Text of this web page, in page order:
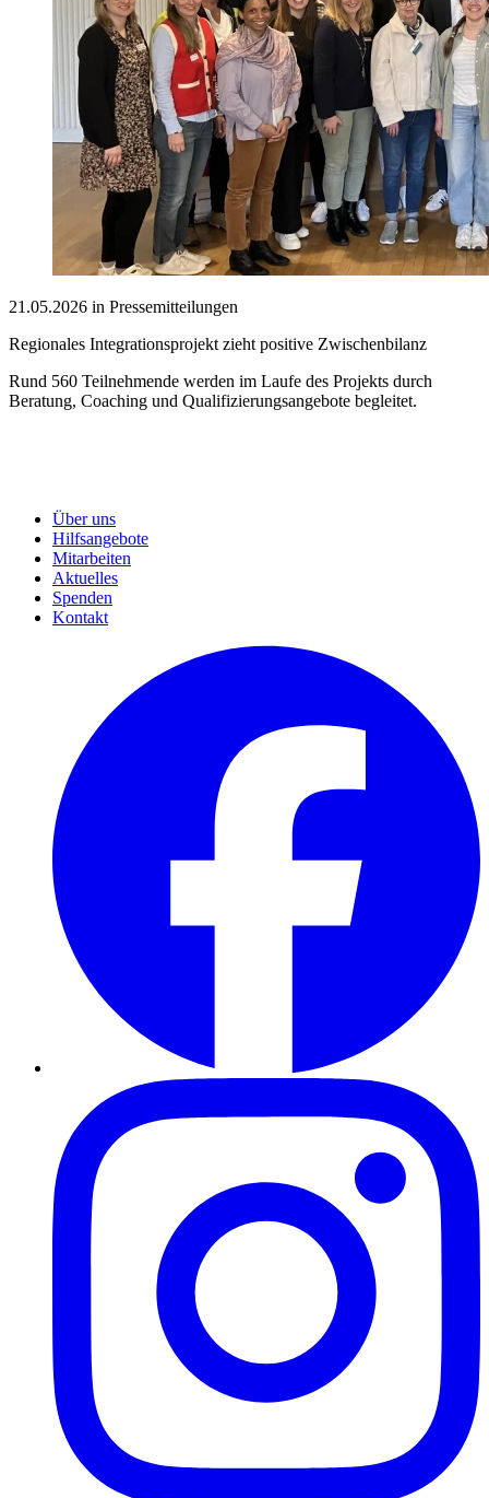
21.05.2026 in Pressemitteilungen
Regionales Integrationsprojekt zieht positive Zwischenbilanz
Rund 560 Teilnehmende werden im Laufe des Projekts durch
Beratung, Coaching und Qualifizierungsangebote begleitet.
Über uns
Hilfsangebote
Mitarbeiten
Aktuelles
Spenden
Kontakt